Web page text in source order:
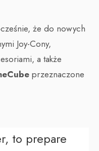
że do nowych
Joy-Cony,
a także
przeznaczone
to prepare